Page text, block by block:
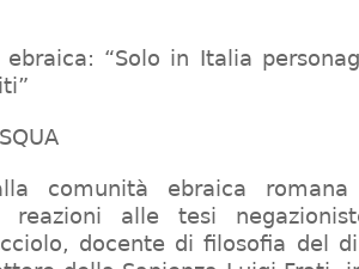
ebraica: “Solo in Italia
comunità ebraica
reazioni alle tesi
docente di filosofia del